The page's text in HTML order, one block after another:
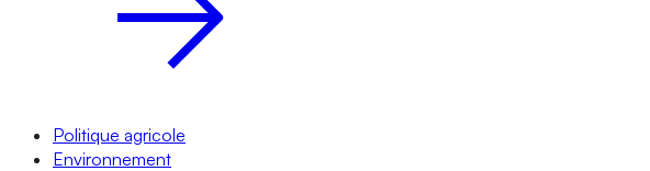
Politique agricole
Environnement